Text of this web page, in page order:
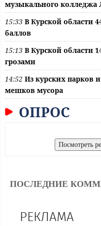
музыкального
15:33 В Курской области
баллов
15:13 В Курской области
грозами
14:52 Из курских парков
мешков мусора
ОПРОС
ПОСЛЕДНИЕ
РЕКЛАМА